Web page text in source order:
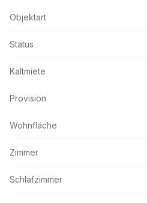
Objektart
Status
Kaltmiete
Provision
Wohnfläche
Zimmer
Schlafzimmer